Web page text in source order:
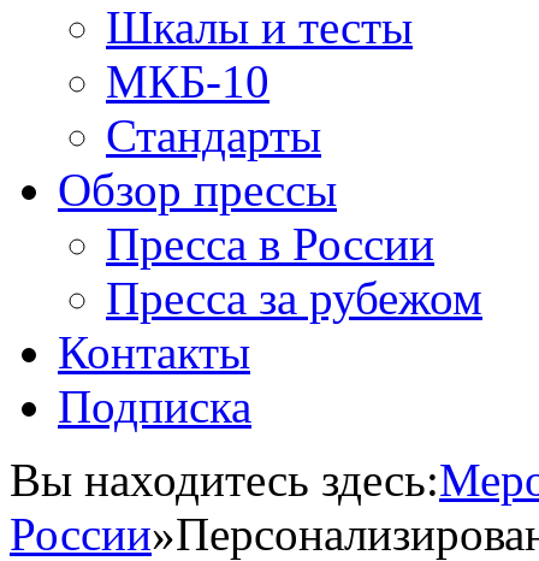
Шкалы и тесты
МКБ-10
Стандарты
Обзор прессы
Пресса в России
Пресса за рубежом
Контакты
Подписка
Вы находитесь здесь:
России»